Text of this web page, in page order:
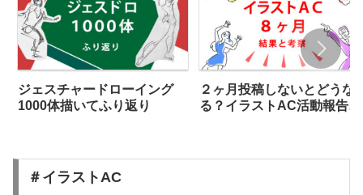
ジェスチャードローイング
1000体描いてふり返り
２ヶ月投稿しないとどうな
る？イラストAC活動報告
＃イラストAC